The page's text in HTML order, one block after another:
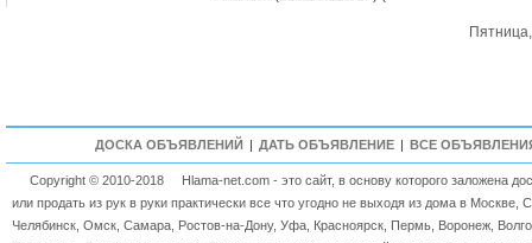
ДОСКА ОБЪЯВЛЕНИЙ | ДАТЬ ОБЪЯВЛЕНИЕ | ВСЕ
Copyright © 2010-2018
Hlama-net.com - это сайт, в основу которого заложена
или продать из рук в руки практически все что угодно не выходя из дома в
Челябинск, Омск, Самара, Ростов-на-Дону, Уфа, Красноярск, Пермь, Воронеж,